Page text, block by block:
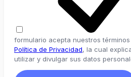
formulario acepta nuestros
Política de Privacidad, la cual
utilizar y divulgar sus datos